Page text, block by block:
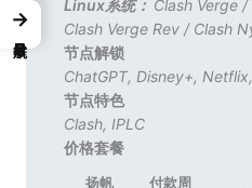
Linux系统： Clash Verge/
Clash Verge Rev/ Clash
节点解锁
ChatGPT, Disney+, Netflix,
节点特色
Clash, IPLC
价格套餐
扬帆
付款周
→